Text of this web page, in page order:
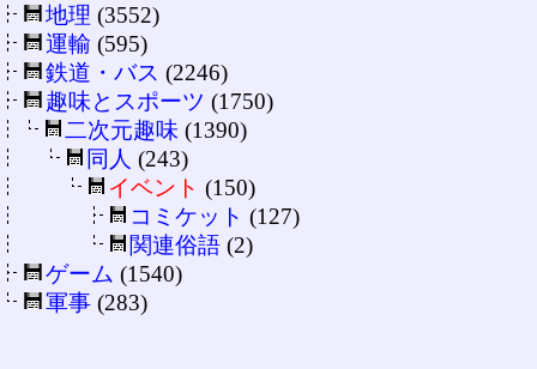
地理 (3552)
運輸 (595)
鉄道・バス (2246)
趣味とスポーツ (1750)
二次元趣味 (1390)
同人 (243)
イベント (150)
コミケット (127)
関連俗語 (2)
ゲーム (1540)
軍事 (283)